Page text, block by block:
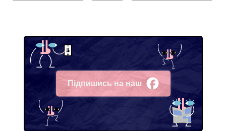
Підпишись на наш
Facebook